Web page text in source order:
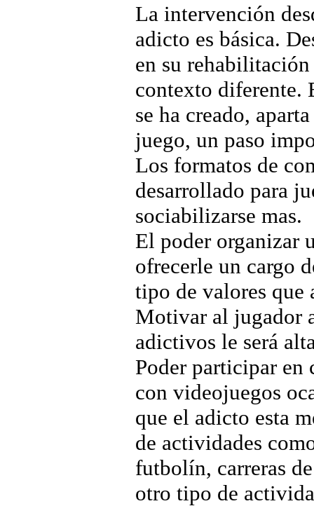
La intervención
adicto es básica.
en su
contexto diferente.
se ha creado,
juego, un paso
Los formatos de
desarrollado para
sociabilizarse mas.
El poder organizar
ofrecerle un cargo
tipo de valores que
Motivar al jugador
adictivos le será
Poder participar en
con videojuegos
que el adicto esta
de actividades
futbolín, carreras
otro tipo de